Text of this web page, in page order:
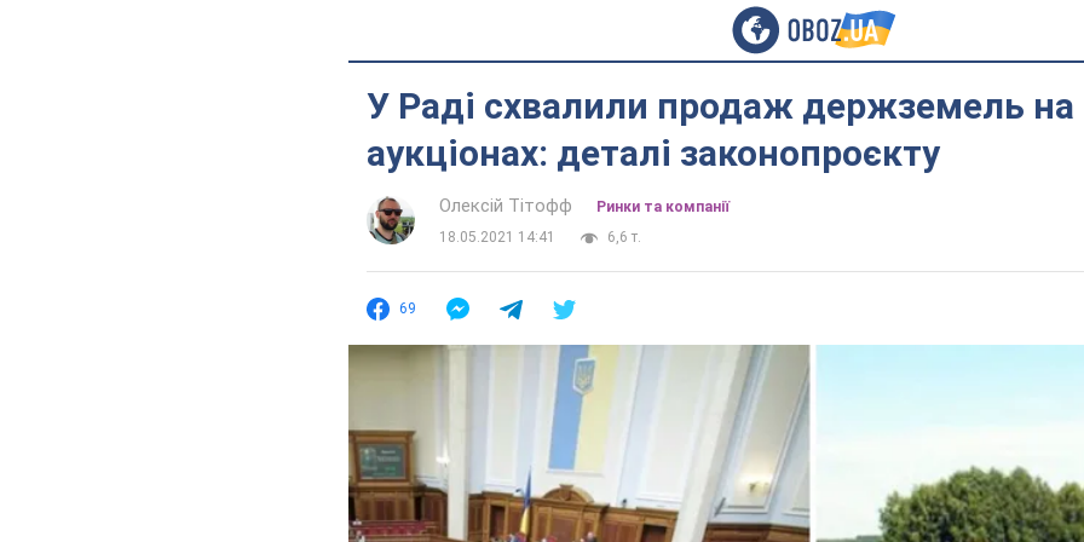
У Раді схвалили продаж держземель на
аукціонах: деталі законопроєкту
Олексій Тітофф
Ринки та компанії
18.05.2021 14:41
6,6 т.
69